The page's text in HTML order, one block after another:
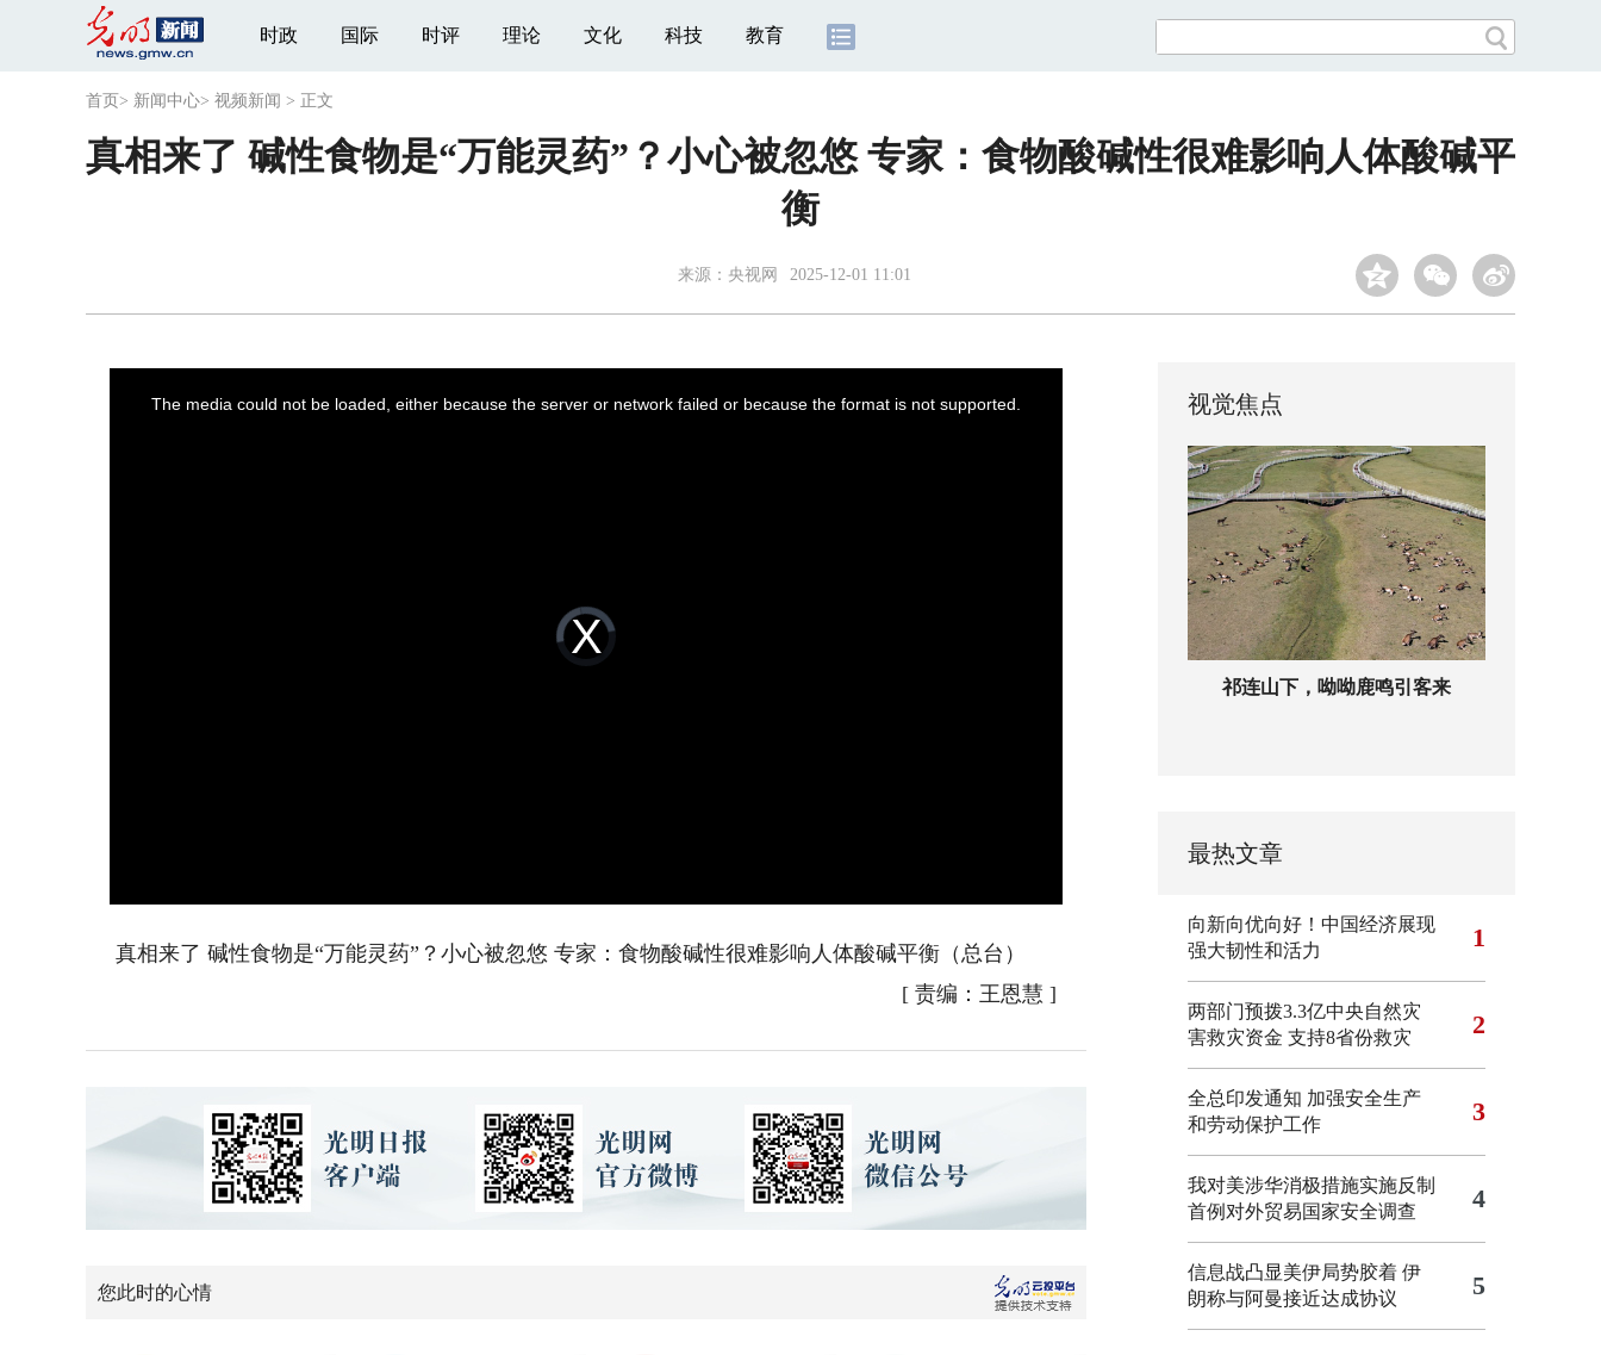
时政 国际 时评 理论 文化 科技 教育
首页 > 新闻中心> 视频新闻 > 正文
真相来了 碱性食物是“万能灵药”？小心被忽悠 专家：食物酸碱性很难影响人体酸碱平
衡
来源： 央视网 2025-12-01 11:01
Video
Player
loading.
The media could not be loaded, either because the server or network failed or because the format is not supported.
真相来了 碱性食物是“万能灵药”？小心被忽悠 专家：食物酸碱性很难影响人体酸碱平衡（总台）
[ 责编：王恩慧 ]
您此时的心情
视觉焦点
祁连山下，呦呦鹿鸣引客来
最热文章
向新向优向好！中国经济展现
强大韧性和活力
1
两部门预拨3.3亿中央自然灾
害救灾资金 支持8省份救灾
2
全总印发通知 加强安全生产
和劳动保护工作
3
我对美涉华消极措施实施反制
首例对外贸易国家安全调查
4
信息战凸显美伊局势胶着 伊
朗称与阿曼接近达成协议
5